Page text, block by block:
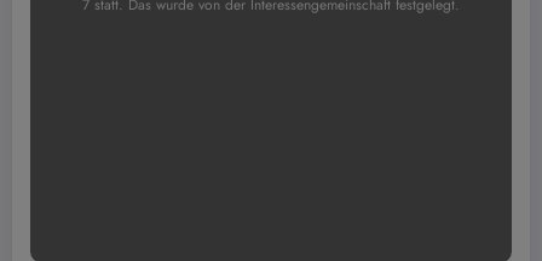
7 statt. Das wurde von der Interessengemeinschaft festgelegt.